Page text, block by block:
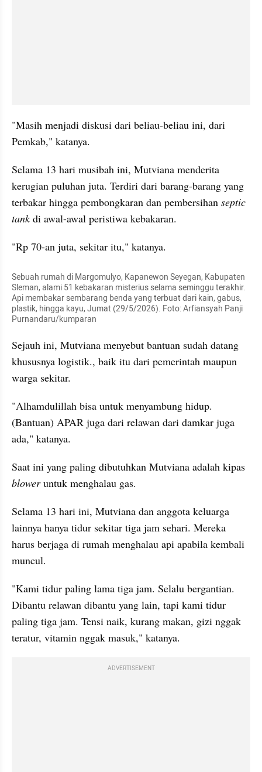
"Masih menjadi diskusi dari beliau-beliau ini, dari
Pemkab," katanya.
Selama 13 hari musibah ini, Mutviana menderita
kerugian puluhan juta. Terdiri dari barang-barang yang
terbakar hingga pembongkaran dan pembersihan septic
tank di awal-awal peristiwa kebakaran.
"Rp 70-an juta, sekitar itu," katanya.
Sebuah rumah di Margomulyo, Kapanewon Seyegan, Kabupaten
Sleman, alami 51 kebakaran misterius selama seminggu terakhir.
Api membakar sembarang benda yang terbuat dari kain, gabus,
plastik, hingga kayu, Jumat (29/5/2026). Foto: Arfiansyah Panji
Purnandaru/kumparan
Sejauh ini, Mutviana menyebut bantuan sudah datang
khususnya logistik., baik itu dari pemerintah maupun
warga sekitar.
"Alhamdulillah bisa untuk menyambung hidup.
(Bantuan) APAR juga dari relawan dari damkar juga
ada," katanya.
blower untuk menghalau gas.
Selama 13 hari ini, Mutviana dan anggota keluarga
lainnya hanya tidur sekitar tiga jam sehari. Mereka
harus berjaga di rumah menghalau api apabila kembali
muncul.
"Kami tidur paling lama tiga jam. Selalu bergantian.
Dibantu relawan dibantu yang lain, tapi kami tidur
paling tiga jam. Tensi naik, kurang makan, gizi nggak
teratur, vitamin nggak masuk," katanya.
ADVERTISEMENT